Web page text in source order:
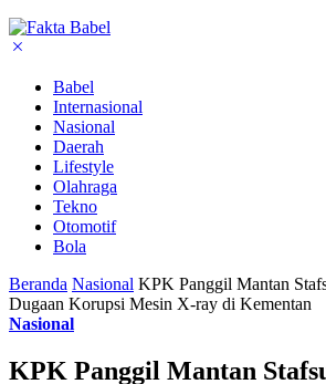
Babel
Internasional
Nasional
Daerah
Lifestyle
Olahraga
Tekno
Otomotif
Bola
Beranda Nasional KPK Panggil Mantan
Dugaan Korupsi Mesin X-ray di Kementan
Nasional
KPK Panggil Mantan